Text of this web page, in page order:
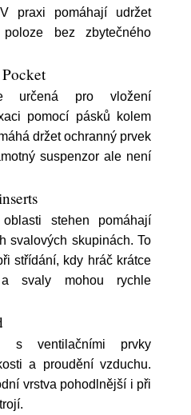
praxi pomáhají udržet
bez zbytečného
určená pro vložení
pomocí pásků kolem
držet ochranný prvek
suspenzor ale není
stehen pomáhají
svalových skupinách. To
střídání, kdy hráč krátce
svaly mohou rychle
s ventilačními prvky
a proudění vzduchu.
vrstva pohodlnější i při